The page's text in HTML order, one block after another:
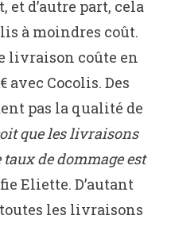
et d’autre part, cela
à moindres coût.
livraison coûte en
avec Cocolis. Des
pas la qualité de
que les livraisons
de dommage est
Eliette. D’autant
les livraisons